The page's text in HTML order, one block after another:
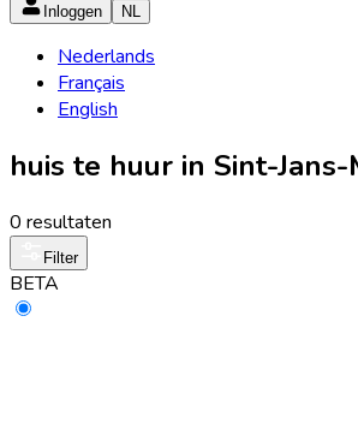
Inloggen NL
Nederlands
Français
English
huis te huur in Sint-
0 resultaten
Filter
BETA